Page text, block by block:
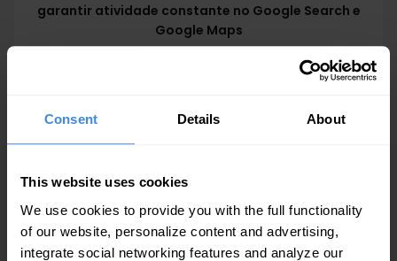
Consent Details About
This website uses cookies
We use cookies to provide you with the full functionality
of our website, personalize content and advertising,
integrate social networking features and analyze our
garantir atividade constante no Google Search e
Google Maps
Criação de posts com IA
— rápido e sem esforço